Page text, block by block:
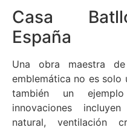
Casa
España
Una obra maestra
emblemática no es solo
también un
innovaciones
natural, ventilación